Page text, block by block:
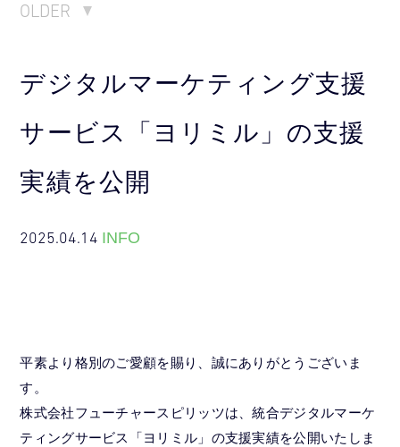
OLDER
デジタルマーケティング支援
サービス「ヨリミル」の支援
実績を公開
2025.04.14 INFO
平素より格別のご愛顧を賜り、誠にありがとうございま
す。
株式会社フューチャースピリッツは、統合デジタルマーケ
ティングサービス「ヨリミル」の支援実績を公開いたしま